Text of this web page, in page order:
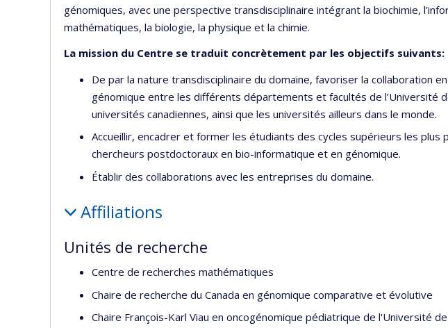
génomiques, avec une perspective transdisciplinaire intégrant la biochimie,
mathématiques, la biologie, la physique et la chimie.
La mission du Centre se traduit concrètement par les objectifs suivants:
De par la nature transdisciplinaire du domaine, favoriser la collaboration
génomique entre les différents départements et facultés de l’Université
universités canadiennes, ainsi que les universités ailleurs dans le monde.
Accueillir, encadrer et former les étudiants des cycles supérieurs les plus
chercheurs postdoctoraux en bio-informatique et en génomique.
Établir des collaborations avec les entreprises du domaine.
Affiliations
Unités de recherche
Centre de recherches mathématiques
Chaire de recherche du Canada en génomique comparative et évolutive
Chaire François-Karl Viau en oncogénomique pédiatrique de l'Université